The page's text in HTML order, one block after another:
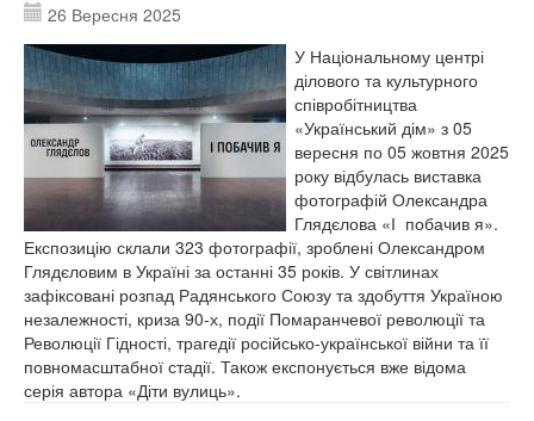
26 Вересня 2025
У Національному центрі
ділового та культурного
співробітництва
«Український дім» з 05
вересня по 05 жовтня 2025
року відбулась виставка
фотографій Олександра
Глядєлова «І побачив я».
Експозицію склали 323 фотографії, зроблені Олександром
Глядєловим в Україні за останні 35 років. У світлинах
зафіксовані розпад Радянського Союзу та здобуття Україною
незалежності, криза 90-х, події Помаранчевої революції та
Революції Гідності, трагедії російсько-української війни та її
повномасштабної стадії. Також експонується вже відома
серія автора «Діти вулиць».